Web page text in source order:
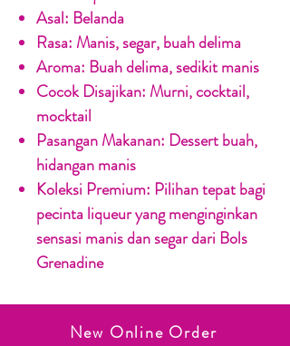
Asal: Belanda
Rasa: Manis, segar, buah delima
Aroma: Buah delima, sedikit manis
Cocok Disajikan: Murni, cocktail,
mocktail
Pasangan Makanan: Dessert buah,
hidangan manis
Koleksi Premium: Pilihan tepat bagi
pecinta liqueur yang menginginkan
sensasi manis dan segar dari Bols
Grenadine
New Online Order